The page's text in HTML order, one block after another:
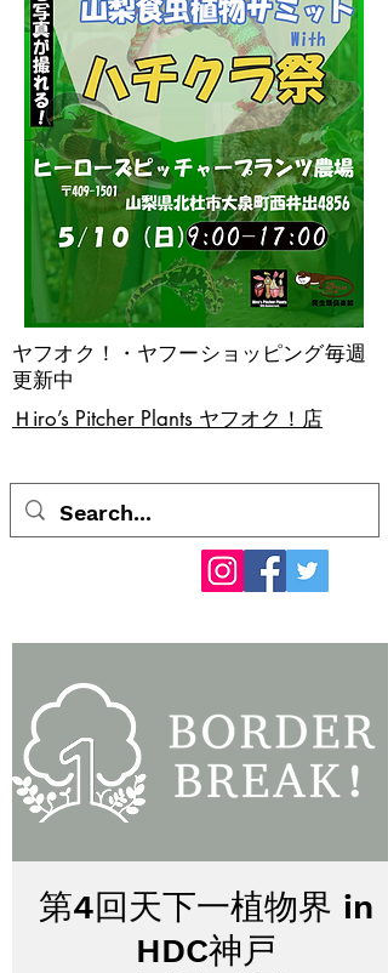
​Ｈiro’s Pitcher Plants ヤフオク！店
ヤフオク！・ヤフーショッピング毎週
更新中
第4回天下一植物界 in
HDC神戸